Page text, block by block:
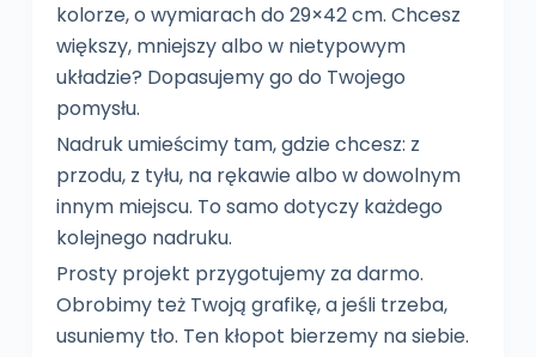
kolorze, o wymiarach do 29×42 cm. Chcesz
większy, mniejszy albo w nietypowym
układzie? Dopasujemy go do Twojego
pomysłu.
Nadruk umieścimy tam, gdzie chcesz: z
przodu, z tyłu, na rękawie albo w dowolnym
innym miejscu. To samo dotyczy każdego
kolejnego nadruku.
Prosty projekt przygotujemy za darmo.
Obrobimy też Twoją grafikę, a jeśli trzeba,
usuniemy tło. Ten kłopot bierzemy na siebie.